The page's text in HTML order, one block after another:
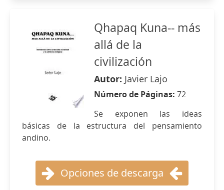
Qhapaq Kuna-- más
allá de la
civilización
Autor: Javier Lajo
Número de Páginas: 72
Se exponen las ideas
básicas de la estructura del pensamiento
andino.
Opciones de descarga